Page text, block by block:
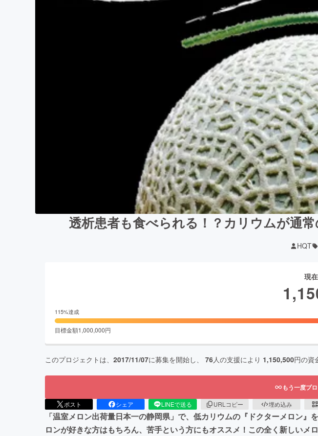
透析患者も食べられる！？カリウムが通
HQT
現
115%達成
目標金額1,000,000円
このプロジェクトは、 2017/11/07に募集を開始し、 76人の支援により 1,150,500円の資
もう一度プ
ポスト シェア LINEで送る URLコピー 埋め込み
「温室メロン出荷量日本一の静岡県」で、低カリウムの『ドクターメロン
ロンが好きな方はもちろん、苦手という方にもオススメ！この全く新しいメ